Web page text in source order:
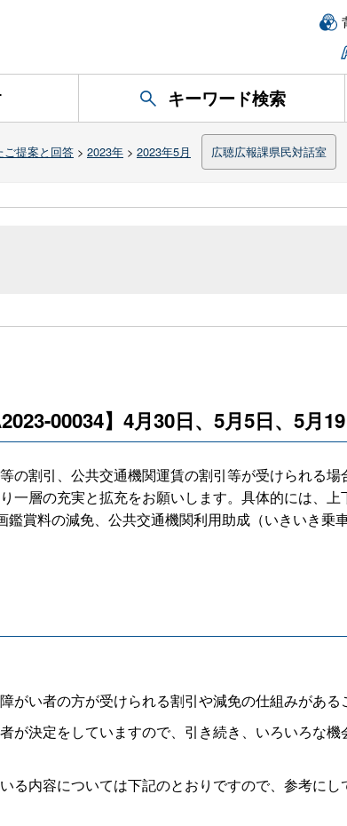
キーワード検索
ご提案と回答 > 2023年 > 2023年5月 広聴広報課県民対話室
00034】4月30日、5月5日、5月
割引、公共交通機関運賃の割引等が受けられる
層の充実と拡充をお願いします。具体的には、
賞料の減免、公共交通機関利用助成（いきいき乗
い者の方が受けられる割引や減免の仕組みがある
決定をしていますので、引き続き、いろいろな
内容については下記のとおりですので、参考にし